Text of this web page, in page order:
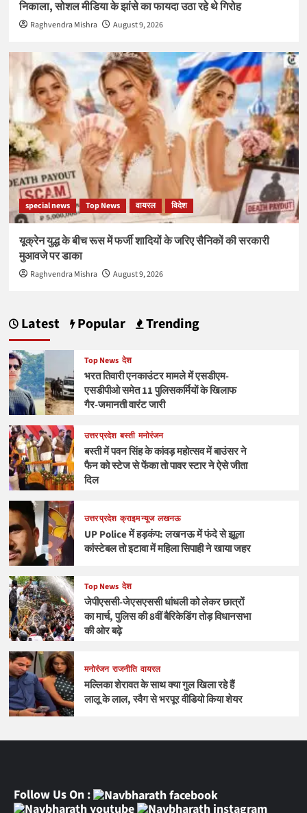
निकाला, सोशल मीडिया के झांसे का फायदा उठा रहे थे गिरोह
Raghvendra Mishra August 9, 2026
special news Top News वायरल विदेश
यूक्रेन युद्ध के बीच रूस में फर्जी शादियों के जरिए सैनिकों की सरकारी
मुआवजे पर डाका
Raghvendra Mishra August 9, 2026
Latest Popular Trending
Top News देश
भरत तिवारी एनकाउंटर मामले में एसडीएम-
एसडीपीओ समेत 11 पुलिसकर्मियों के खिलाफ
गैर-जमानती वारंट जारी
उत्तर प्रदेश बस्ती मनोरंजन
बस्ती में पवन सिंह के कांवड़ महोत्सव में बाउंसर ने
फैन को स्टेज से फेंका तो पावर स्टार ने ऐसे जीता
दिल
उत्तर प्रदेश क्राइम न्यूज लखनऊ
UP Police में हड़कंप: लखनऊ में फंदे से झूला
कांस्टेबल तो इटावा में महिला सिपाही ने खाया जहर
Top News देश
जेपीएससी-जेएसएससी धांधली को लेकर छात्रों
का मार्च, पुलिस की 8वीं बैरिकेडिंग तोड़ विधानसभा
की ओर बढ़े
मनोरंजन राजनीति वायरल
मल्लिका शेरावत के साथ क्या गुल खिला रहे हैं
लालू के लाल, स्वैग से भरपूर वीडियो किया शेयर
Follow Us On :